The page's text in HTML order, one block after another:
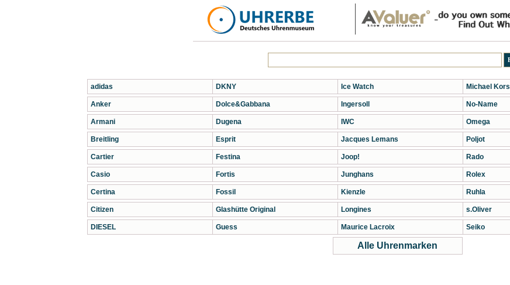
adidas
Anker
Armani
Breitling
Cartier
Casio
Certina
Citizen
DIESEL
DKNY
Dolce&Gabbana
Dugena
Esprit
Festina
Fortis
Fossil
Glashütte Original
Guess
Ice Watch
Ingersoll
IWC
Jacques Lemans
Joop!
Junghans
Kienzle
Longines
Maurice Lacroix
Michael Kors
No-Name
Omega
Poljot
Rado
Rolex
Ruhla
s.Oliver
Seiko
Alle Uhrenmarken